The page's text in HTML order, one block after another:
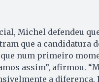
Michel defendeu
que a candidatura
que num primeiro
assim”, afirmou.
a diferença.